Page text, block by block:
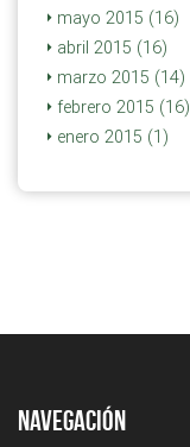
mayo 2015 (16)
abril 2015 (16)
marzo 2015 (14)
febrero 2015 (16)
enero 2015 (1)
Navegación